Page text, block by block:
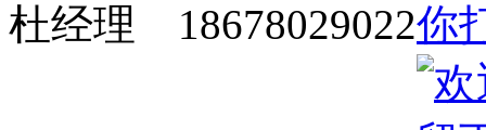
杜经理 18678029022